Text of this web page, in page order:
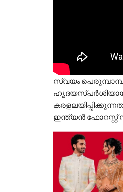
സ്വയം
ഹൃദയസ്പര്‍ശിയായ
ഇന്ത്യന്‍ ഫോറസ്റ്റ്